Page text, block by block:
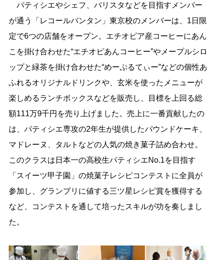
パティシエやシェフ、バリスタなどを目指すメンバー
が通う「レコールバンタン」東京校のメンバーは、1日限
定で6つの店舗をオープン。エチオピア産コーヒーにあん
こを掛け合わせた“エチオピあんコーヒー”やメープルシロ
ップと緑茶を掛け合わせた“めーぷるてぃー”などの個性あ
ふれるオリジナルドリンクや、玄米を使ったメニューが
楽しめるランチボックスなどを販売し、目標を上回る総
額111万9千円を売り上げました。売上に一番貢献したの
は、パティシエ専攻の2年生が提供したパウンドケーキ、
マドレーヌ、タルトなどの人気の焼き菓子詰め合わせ。
このクラスは日本一の高校生パティシエNo.1を目指す
「スイーツ甲子園」の焼菓子レシピコンテストに全員が
参加し、グランプリに値する三ツ星レシピ賞を獲得する
など、コンテストを通して培ったスキルが功を奏しまし
た。